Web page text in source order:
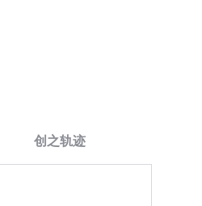
创之轨迹